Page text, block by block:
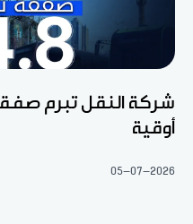
أوقية
05-07-2026